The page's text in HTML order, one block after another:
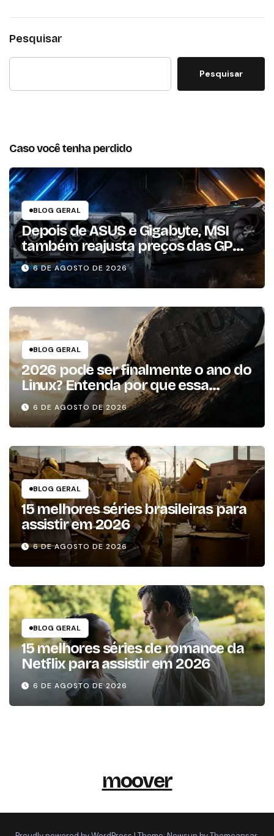
Pesquisar
Pesquisar
Caso você tenha perdido
BLOG GERAL
Depois de ASUS e Gigabyte, MSI
também reajusta preços das GPUs
em mais de 20%
6 DE AGOSTO DE 2026
BLOG GERAL
2026 pode ser finalmente o ano do
Linux? Entenda por que essa
previsão voltou à tona
6 DE AGOSTO DE 2026
BLOG GERAL
15 melhores séries brasileiras para
assistir em 2026
6 DE AGOSTO DE 2026
BLOG GERAL
15 melhores séries de romance da
Netflix para assistir em 2026
6 DE AGOSTO DE 2026
moover